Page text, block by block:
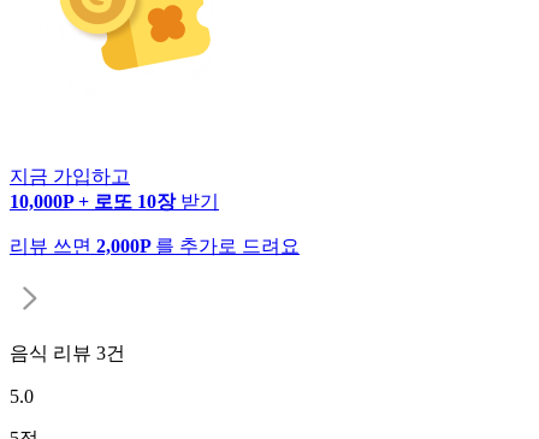
지금 가입하고
10,000P + 로또 10장 받기
리뷰 쓰면 2,000P 를 추가로 드려요
음식 리뷰 3건
5.0